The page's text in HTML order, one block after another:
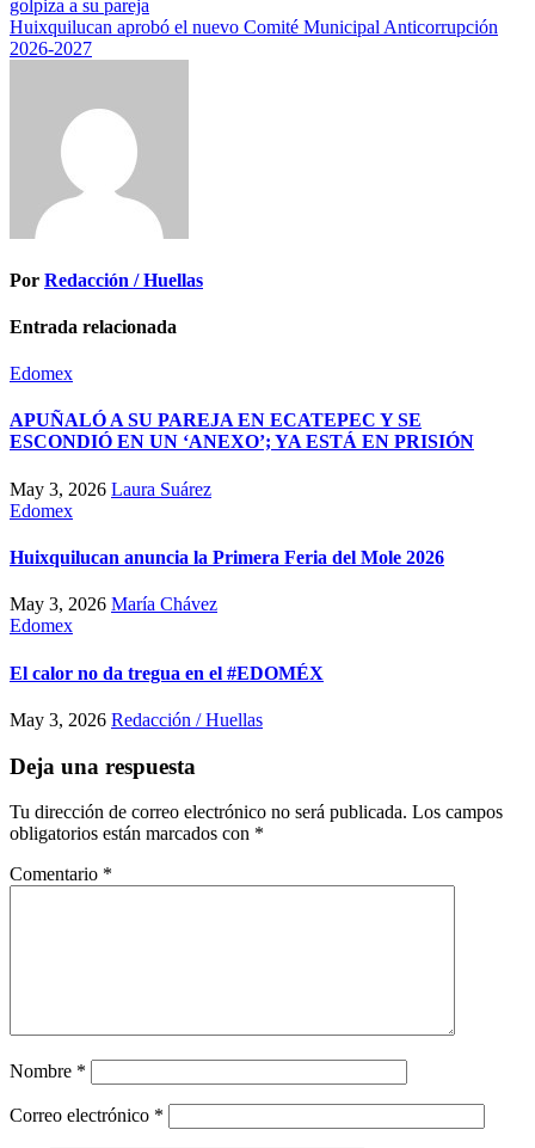
de
entradas
golpiza a su pareja
Huixquilucan aprobó el nuevo Comité Municipal Anticorrupción
2026-2027
Por Redacción / Huellas
Entrada relacionada
Edomex
APUÑALÓ A SU PAREJA EN ECATEPEC Y SE
ESCONDIÓ EN UN ‘ANEXO’; YA ESTÁ EN PRISIÓN
May 3, 2026 Laura Suárez
Edomex
Huixquilucan anuncia la Primera Feria del Mole 2026
May 3, 2026 María Chávez
Edomex
El calor no da tregua en el #EDOMÉX
May 3, 2026 Redacción / Huellas
Deja una respuesta
Tu dirección de correo electrónico no será publicada. Los campos
obligatorios están marcados con *
Comentario *
Nombre *
Correo electrónico *